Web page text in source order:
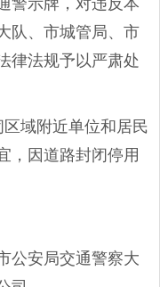
警示牌，对违反本
队、市城管局、市
律法规予以严肃处
域附近单位和居民
，因道路封闭停用
公安局交通警察大